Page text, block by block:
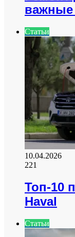
Статьи
10.04.2026
221
Топ-10
Haval
Статьи